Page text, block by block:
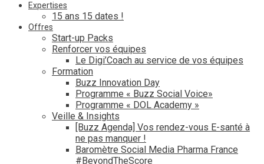
Expertises
15 ans 15 dates !
Offres
Start-up Packs
Renforcer vos équipes
Le Digi’Coach au service de vos équipes
Formation
Buzz Innovation Day
Programme « Buzz Social Voice»
Programme « DOL Academy »
Veille & Insights
[Buzz Agenda] Vos rendez-vous E-santé à
ne pas manquer !
Baromètre Social Media Pharma France
#BeyondTheScore